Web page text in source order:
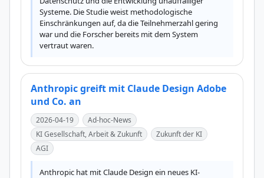
Systeme. Die Studie weist methodologische
Einschränkungen auf, da die Teilnehmerzahl gering
war und die Forscher bereits mit dem System
vertraut waren.
Anthropic greift mit Claude Design Adobe
und Co. an
2026-04-19
Ad-hoc-News
KI Gesellschaft, Arbeit & Zukunft
Zukunft der KI
AGI
Anthropic hat mit Claude Design ein neues KI-